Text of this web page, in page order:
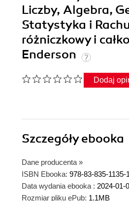
Liczby, Algebra,
Statystyka i
różniczkowy i
Enderson
Dodaj
Szczegółyebooka
Dane producenta »
ISBN Ebooka: 978-83-835-1135-
Data wydania ebooka : 2024-01-
Rozmiar pliku ePub: 1.1MB